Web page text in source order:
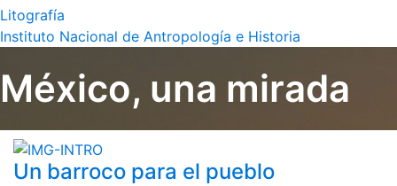
Litografía
Instituto Nacional de Antropología e Historia
México, una mirada
Un barroco para el pueblo